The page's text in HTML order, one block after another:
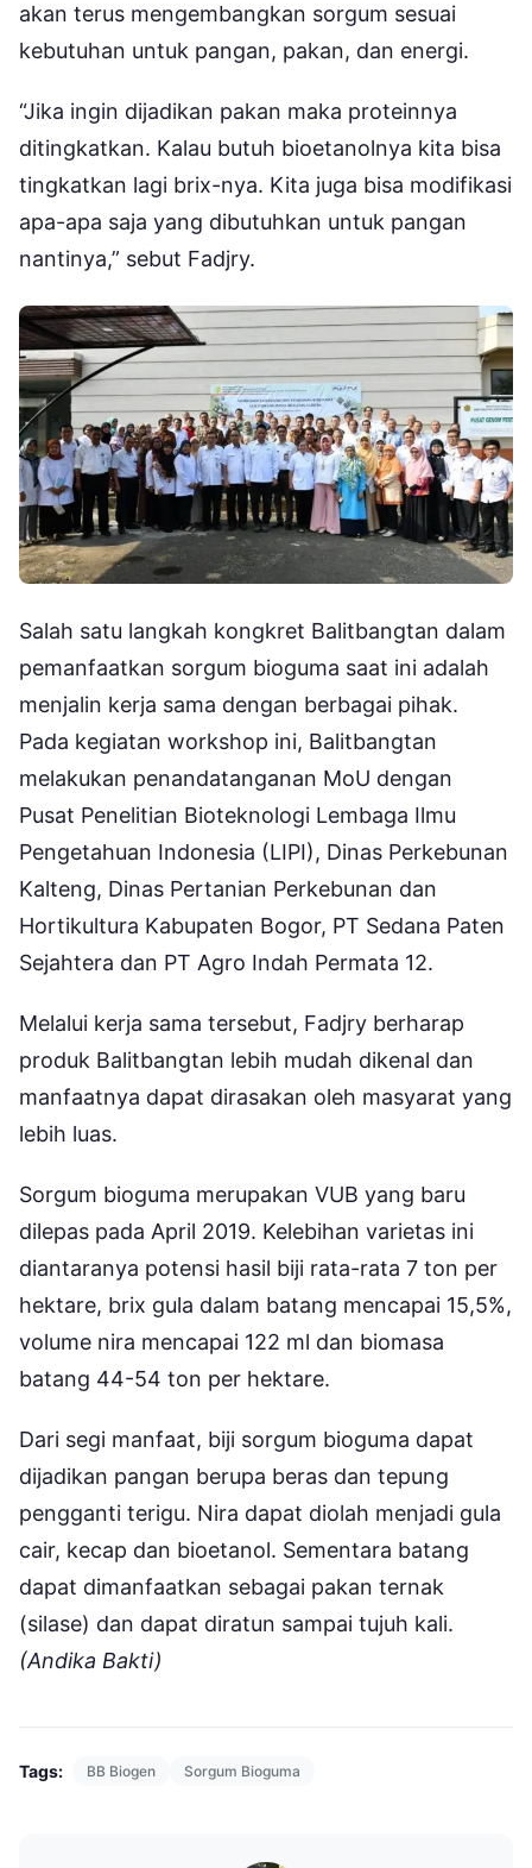
akan terus mengembangkan sorgum sesuai
kebutuhan untuk pangan, pakan, dan energi.
“Jika ingin dijadikan pakan maka proteinnya
ditingkatkan. Kalau butuh bioetanolnya kita bisa
tingkatkan lagi brix-nya. Kita juga bisa modifikasi
apa-apa saja yang dibutuhkan untuk pangan
nantinya,” sebut Fadjry.
Salah satu langkah kongkret Balitbangtan dalam
pemanfaatkan sorgum bioguma saat ini adalah
menjalin kerja sama dengan berbagai pihak.
Pada kegiatan workshop ini, Balitbangtan
melakukan penandatanganan MoU dengan
Pusat Penelitian Bioteknologi Lembaga Ilmu
Pengetahuan Indonesia (LIPI), Dinas Perkebunan
Kalteng, Dinas Pertanian Perkebunan dan
Hortikultura Kabupaten Bogor, PT Sedana Paten
Sejahtera dan PT Agro Indah Permata 12.
Melalui kerja sama tersebut, Fadjry berharap
produk Balitbangtan lebih mudah dikenal dan
manfaatnya dapat dirasakan oleh masyarat yang
lebih luas.
Sorgum bioguma merupakan VUB yang baru
dilepas pada April 2019. Kelebihan varietas ini
diantaranya potensi hasil biji rata-rata 7 ton per
hektare, brix gula dalam batang mencapai 15,5%,
volume nira mencapai 122 ml dan biomasa
batang 44-54 ton per hektare.
Dari segi manfaat, biji sorgum bioguma dapat
dijadikan pangan berupa beras dan tepung
pengganti terigu. Nira dapat diolah menjadi gula
cair, kecap dan bioetanol. Sementara batang
dapat dimanfaatkan sebagai pakan ternak
(silase) dan dapat diratun sampai tujuh kali.
(Andika Bakti)
Tags: BB Biogen Sorgum Bioguma